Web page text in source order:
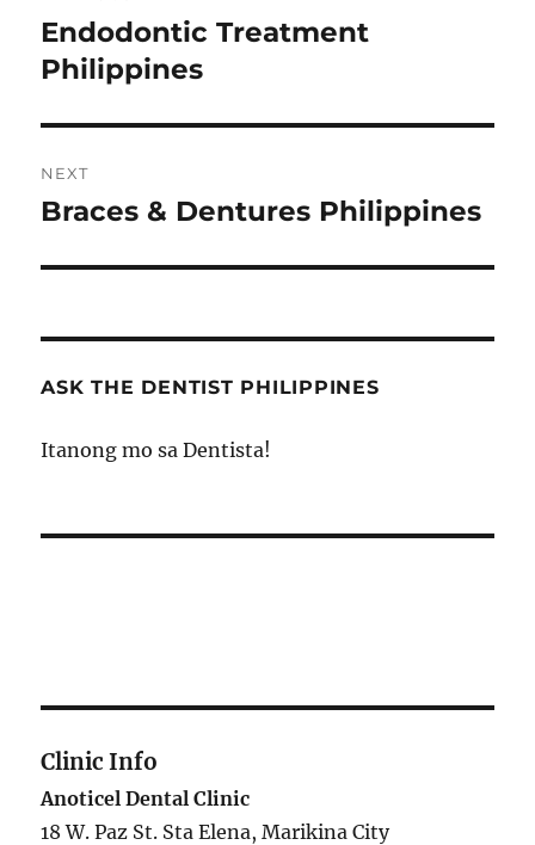
navigation
Previous
post:
Endodontic Treatment
Philippines
NEXT
Next
Braces & Dentures Philippines
ASK THE DENTIST PHILIPPINES
Itanong mo sa Dentista!
Clinic Info
Anoticel Dental Clinic
18 W. Paz St. Sta Elena, Marikina City